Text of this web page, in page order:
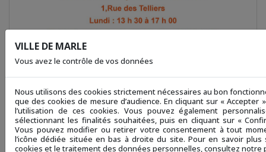
VILLE DE MARLE
Vous avez le contrôle de vos données
Nous utilisons des cookies strictement nécessaires au bon
que des cookies de mesure d’audience. En cliquant sur « Accepter
l’utilisation de ces cookies. Vous pouvez également
sélectionnant les finalités souhaitées, puis en cliquant sur «
Vous pouvez modifier ou retirer votre consentement à tout
l’icône dédiée située en bas à droite du site. Pour en savoir plus
cookies et le traitement des données personnelles, consultez notre
POSTE - PÉRIODE ESTIVALE 2026 LE SALON DE
...